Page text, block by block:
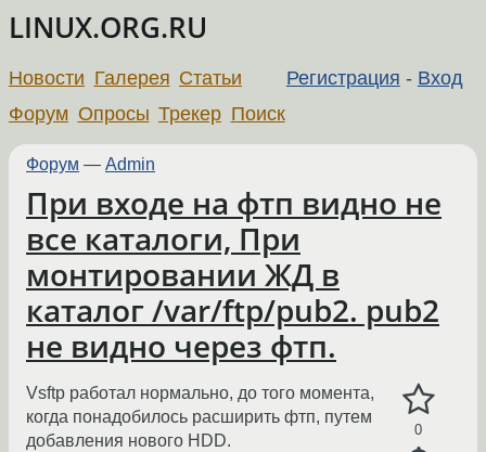
LINUX.ORG.RU
Регистрация - Вход
Новости Галерея Статьи
Форум Опросы Трекер Поиск
Форум — Admin
При входе на фтп видно не
все каталоги, При
монтировании ЖД в
каталог /var/ftp/pub2. pub2
не видно через фтп.
0
Vsftp работал нормально, до того момента,
когда понадобилось расширить фтп, путем
добавления нового HDD.